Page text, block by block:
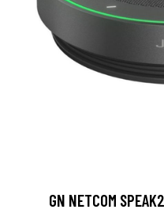
GN NETCOM